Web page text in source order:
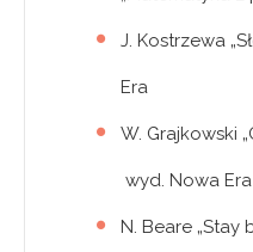
J. Kostrzewa
Era
W. Grajkowski
wyd. Nowa Era
N. Beare „Stay